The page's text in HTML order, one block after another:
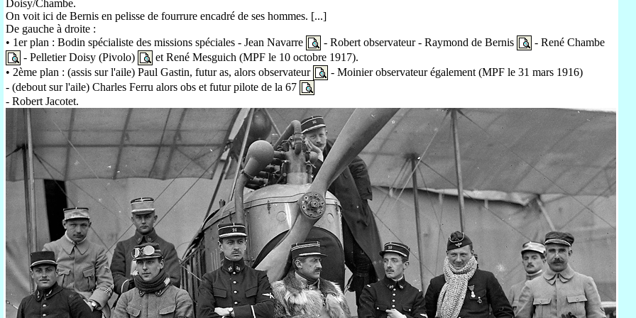
Doisy/Chambe.
On voit ici de Bernis en pelisse de fourrure encadré de ses hommes. [...]
De gauche à droite :
• 1er plan : Bodin spécialiste des missions spéciales - Jean Navarre
- Robert observateur - Raymond de Bernis
- René Chambe
- Pelletier Doisy (Pivolo)
et René Mesguich (MPF le 10 octobre 1917).
• 2ème plan : (assis sur l'aile) Paul Gastin, futur as, alors observateur
- Moinier observateur également (MPF le 31 mars 1916)
- (debout sur l'aile) Charles Ferru alors obs et futur pilote de la 67
- Robert Jacotet.